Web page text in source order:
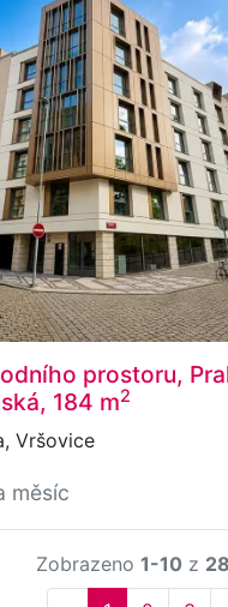
prostoru,
184 m2
Vršovice
měsíc
Zobrazeno 1-10 z